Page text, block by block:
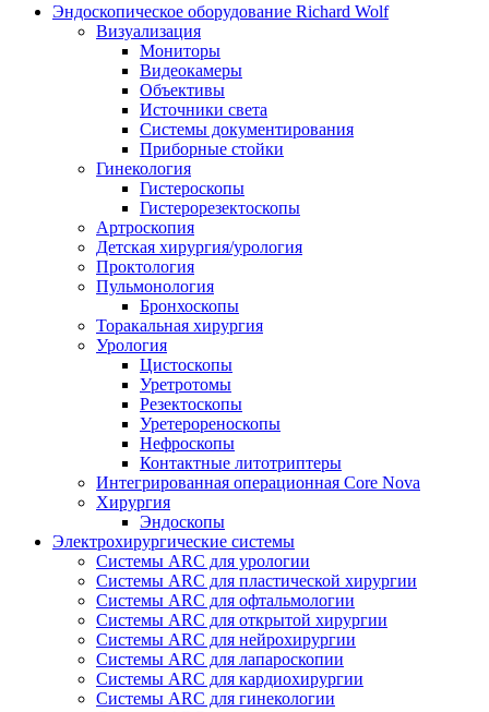
Эндоскопическое оборудование Richard Wolf
Визуализация
Мониторы
Видеокамеры
Объективы
Источники света
Системы документирования
Приборные стойки
Гинекология
Гистероскопы
Гистерорезектоскопы
Артроскопия
Детская хирургия/урология
Проктология
Пульмонология
Бронхоскопы
Торакальная хирургия
Урология
Цистоскопы
Уретротомы
Резектоскопы
Уретерореноскопы
Нефроскопы
Контактные литотриптеры
Интегрированная операционная Core Nova
Хирургия
Эндоскопы
Электрохирургические системы
Системы ARC для урологии
Системы ARC для пластической хирургии
Системы ARC для офтальмологии
Системы ARC для открытой хирургии
Системы ARC для нейрохирургии
Системы ARC для лапароскопии
Системы ARC для кардиохирургии
Системы ARC для гинекологии